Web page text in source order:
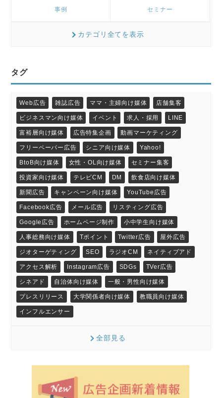
事例 セミナー
カテゴリ全てを表示
タグ
Web広告 雑誌広告 ママ・主婦向け媒体 店舗集客
ビジネスマン向け媒体 イベント 求人・採用 LINE
富裕層向け媒体 広告特集企画 動画マーケティング
フリーペーパー広告 シニア向け媒体 Yahoo!
BtoB向け媒体 女性・OL向け媒体 セミナー集客
投資家向け媒体 テレビCM DM 飲食店向け媒体
新聞広告 キャンペーン向け媒体 YouTube広告
Facebook広告 メール広告 リスティング広告
Google広告 ホームページ制作 小中学生向け媒体
人事総務向け媒体 Tポイント Twitter広告 屋外広告
ジオターゲティング SEO ラジオCM ネイティブアド
アクセス解析 Instagram広告 SDGs TVer広告
シネアド 自治体向け媒体 一般・男性向け媒体
プレスリリース 大学関係者向け媒体 教職員向け媒体
インフルエンサー
全部見る